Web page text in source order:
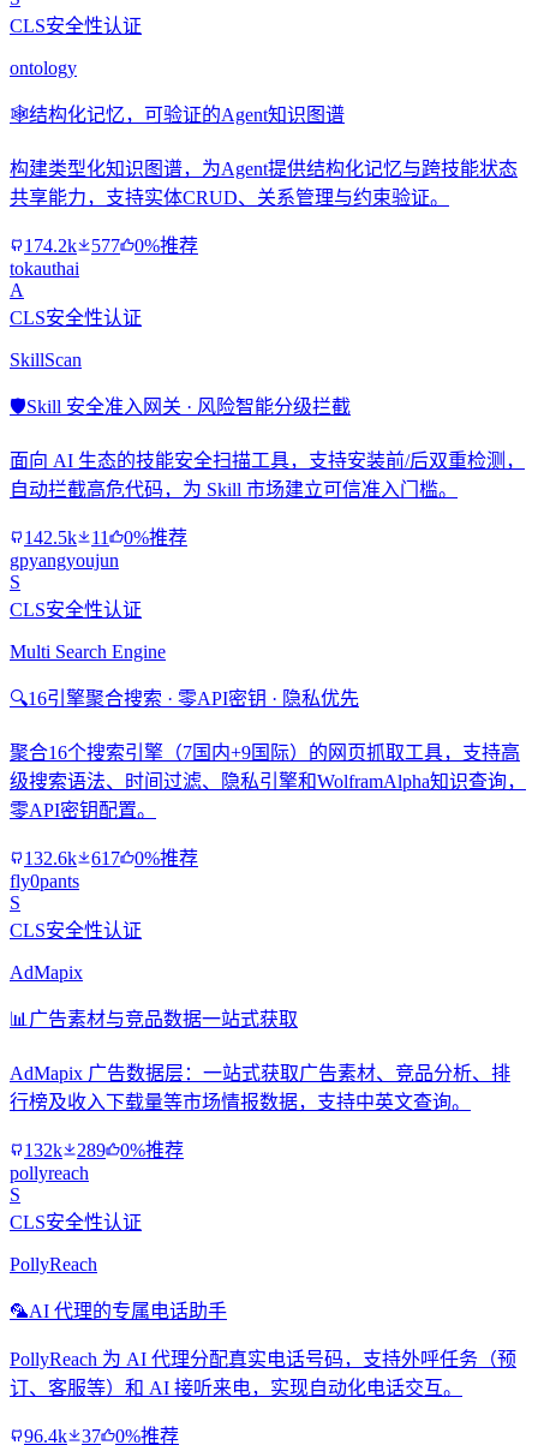
CLS安全性认证
ontology
🕸️结构化记忆，可验证的Agent知识图谱
构建类型化知识图谱，为Agent提供结构化记忆与跨技能状态
共享能力，支持实体CRUD、关系管理与约束验证。
174.2k 577
0%推荐
tokauthai
A
CLS安全性认证
SkillScan
🛡️Skill 安全准入网关 · 风险智能分级拦截
面向 AI 生态的技能安全扫描工具，支持安装前/后双重检测，
自动拦截高危代码，为 Skill 市场建立可信准入门槛。
142.5k 11
0%推荐
gpyangyoujun
S
CLS安全性认证
Multi Search Engine
🔍16引擎聚合搜索 · 零API密钥 · 隐私优先
聚合16个搜索引擎（7国内+9国际）的网页抓取工具，支持高
级搜索语法、时间过滤、隐私引擎和WolframAlpha知识查询，
零API密钥配置。
132.6k 617
0%推荐
fly0pants
S
CLS安全性认证
AdMapix
📊 广告素材与竞品数据一站式获取
AdMapix 广告数据层：一站式获取广告素材、竞品分析、排
行榜及收入下载量等市场情报数据，支持中英文查询。
132k 289
0%推荐
pollyreach
S
CLS安全性认证
PollyReach
🦜AI 代理的专属电话助手
PollyReach 为 AI 代理分配真实电话号码，支持外呼任务（预
订、客服等）和 AI 接听来电，实现自动化电话交互。
96.4k 37 0%推荐